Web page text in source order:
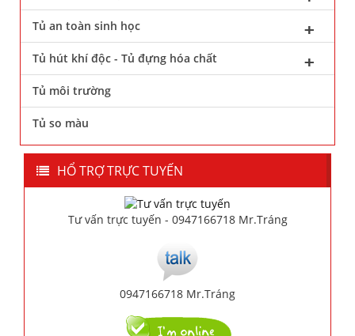
Tủ an toàn sinh học
Tủ hút khí độc - Tủ đựng hóa chất
Tủ môi trường
Tủ so màu
HỔ TRỢ TRỰC TUYẾN
Tư vấn trực tuyến - 0947166718 Mr.Tráng
0947166718 Mr.Tráng